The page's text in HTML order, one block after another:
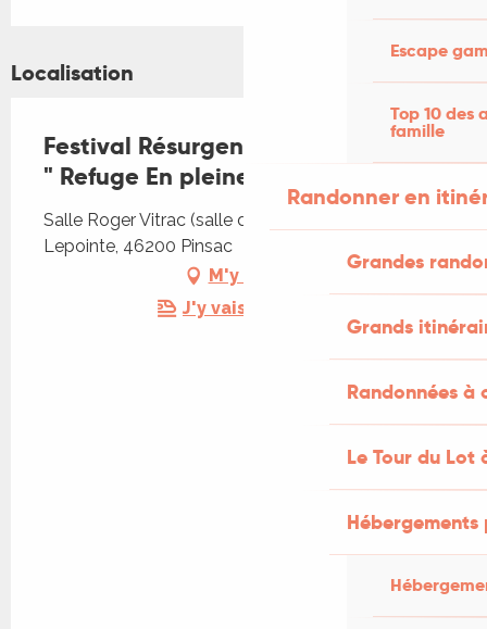
Escape
Top 10 des
famille
Randonner en
Grandes
Grands
Randonnées
Le Tour du Lot
Localisation
Festival Résurgence IX - exposition
" Refuge En pleine Nature "
Salle Roger Vitrac (salle des fêtes), 6 rue Jean
Lepointe, 46200 Pinsac
M'y rendre
J'y vais en train !